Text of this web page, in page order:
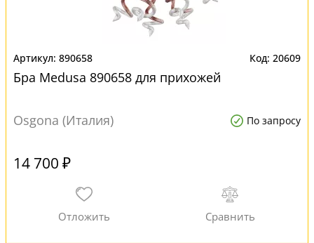
890658 20609
Бра Medusa 890658 для прихожей
Osgona (Италия) По запросу
14 700 ₽